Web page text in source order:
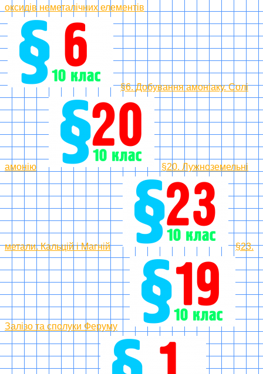
оксидів неметалічних елементів
§6. Добування амоніаку. Солі
амонію §20. Лужноземельні
метали. Кальцій і Магній §23.
Залізо та сполуки Феруму